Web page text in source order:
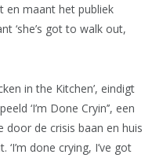
en maant het publiek
‘she’s got to walk out,
in the Kitchen’, eindigt
‘I’m Done Cryin’’, een
door de crisis baan en huis
done crying, I’ve got